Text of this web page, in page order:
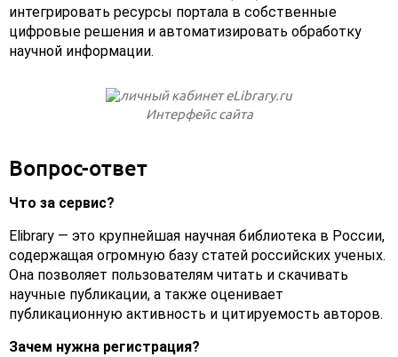
интегрировать ресурсы портала в собственные
цифровые решения и автоматизировать обработку
научной информации.
Интерфейс сайта
Вопрос-ответ
Что за сервис?
Elibrary — это крупнейшая научная библиотека в России,
содержащая огромную базу статей российских ученых.
Она позволяет пользователям читать и скачивать
научные публикации, а также оценивает
публикационную активность и цитируемость авторов.
Зачем нужна регистрация?